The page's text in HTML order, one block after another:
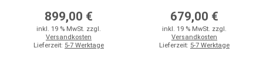
899,00 €
inkl. 19 % MwSt. zzgl.
Versandkosten
Lieferzeit: 5-7 Werktage
679,00 €
inkl. 19 % MwSt. zzgl.
Versandkosten
Lieferzeit: 5-7 Werktage